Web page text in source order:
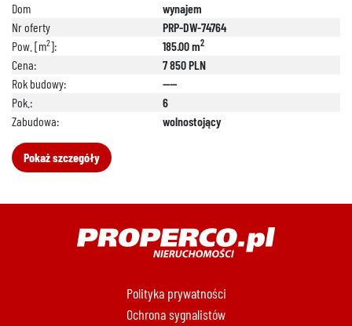
Dom
wynajem
Nr oferty
PRP-DW-74764
Pow. [m2]: 185.00 m2
Cena:
7 850 PLN
Rok budowy:
----
Pok.:
6
Zabudowa:
wolnostojący
Pokaż szczegóły
Polityka prywatności
Ochrona sygnalistów
888 889 661